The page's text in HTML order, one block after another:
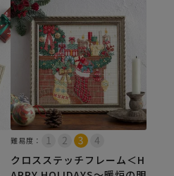
難易度：
クロスステッチフレーム＜H